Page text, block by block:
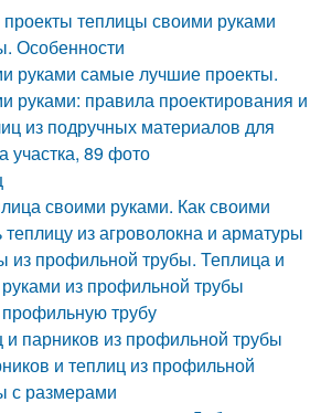
теплицы своими руками
Особенности
руками самые лучшие проекты.
руками: правила проектирования и
из подручных материалов для
участка, 89 фото
своими руками. Как своими
теплицу из агроволокна и арматуры
из профильной трубы. Теплица и
из профильной трубы
трубу
парников из профильной трубы
и теплиц из профильной
с размерами